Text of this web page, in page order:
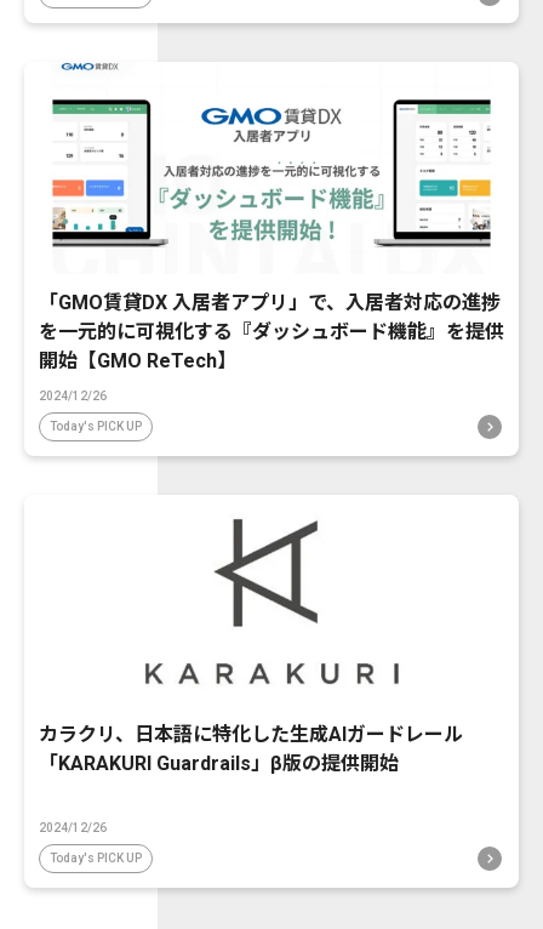
「GMO賃貸DX 入居者アプリ」で、入居者対応の進捗
を一元的に可視化する『ダッシュボード機能』を提供
開始【GMO ReTech】
2024/12/26
Today's PICK UP
カラクリ、日本語に特化した生成AIガードレール
「KARAKURI Guardrails」β版の提供開始
2024/12/26
Today's PICK UP